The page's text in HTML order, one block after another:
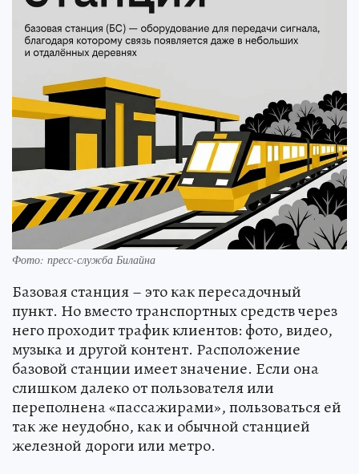
Фото: пресс-служба Билайна
Базовая станция – это как пересадочный
пункт. Но вместо транспортных средств через
него проходит трафик клиентов: фото, видео,
музыка и другой контент. Расположение
базовой станции имеет значение. Если она
слишком далеко от пользователя или
переполнена «пассажирами», пользоваться ей
так же неудобно, как и обычной станцией
железной дороги или метро.